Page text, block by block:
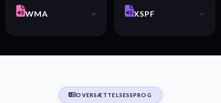
WMA XSPF
OVERSÆTTELSESSPROG